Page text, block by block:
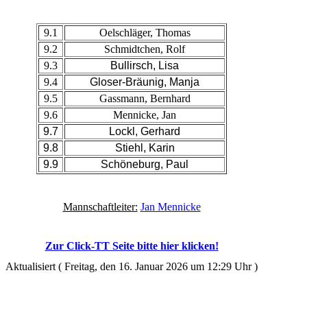
9.1
Oelschläger, Thomas
9.2
Schmidtchen, Rolf
9.3
Bullirsch, Lisa
9.4
Gloser-Bräunig, Manja
9.5
Gassmann, Bernhard
9.6
Mennicke, Jan
9.7
Lockl, Gerhard
9.8
Stiehl, Karin
9.9
Schöneburg, Paul
Mannschaftleiter: Jan Mennicke
Zur Click-TT Seite bitte hier klicken!
Aktualisiert ( Freitag, den 16. Januar 2026 um 12:29 Uhr )